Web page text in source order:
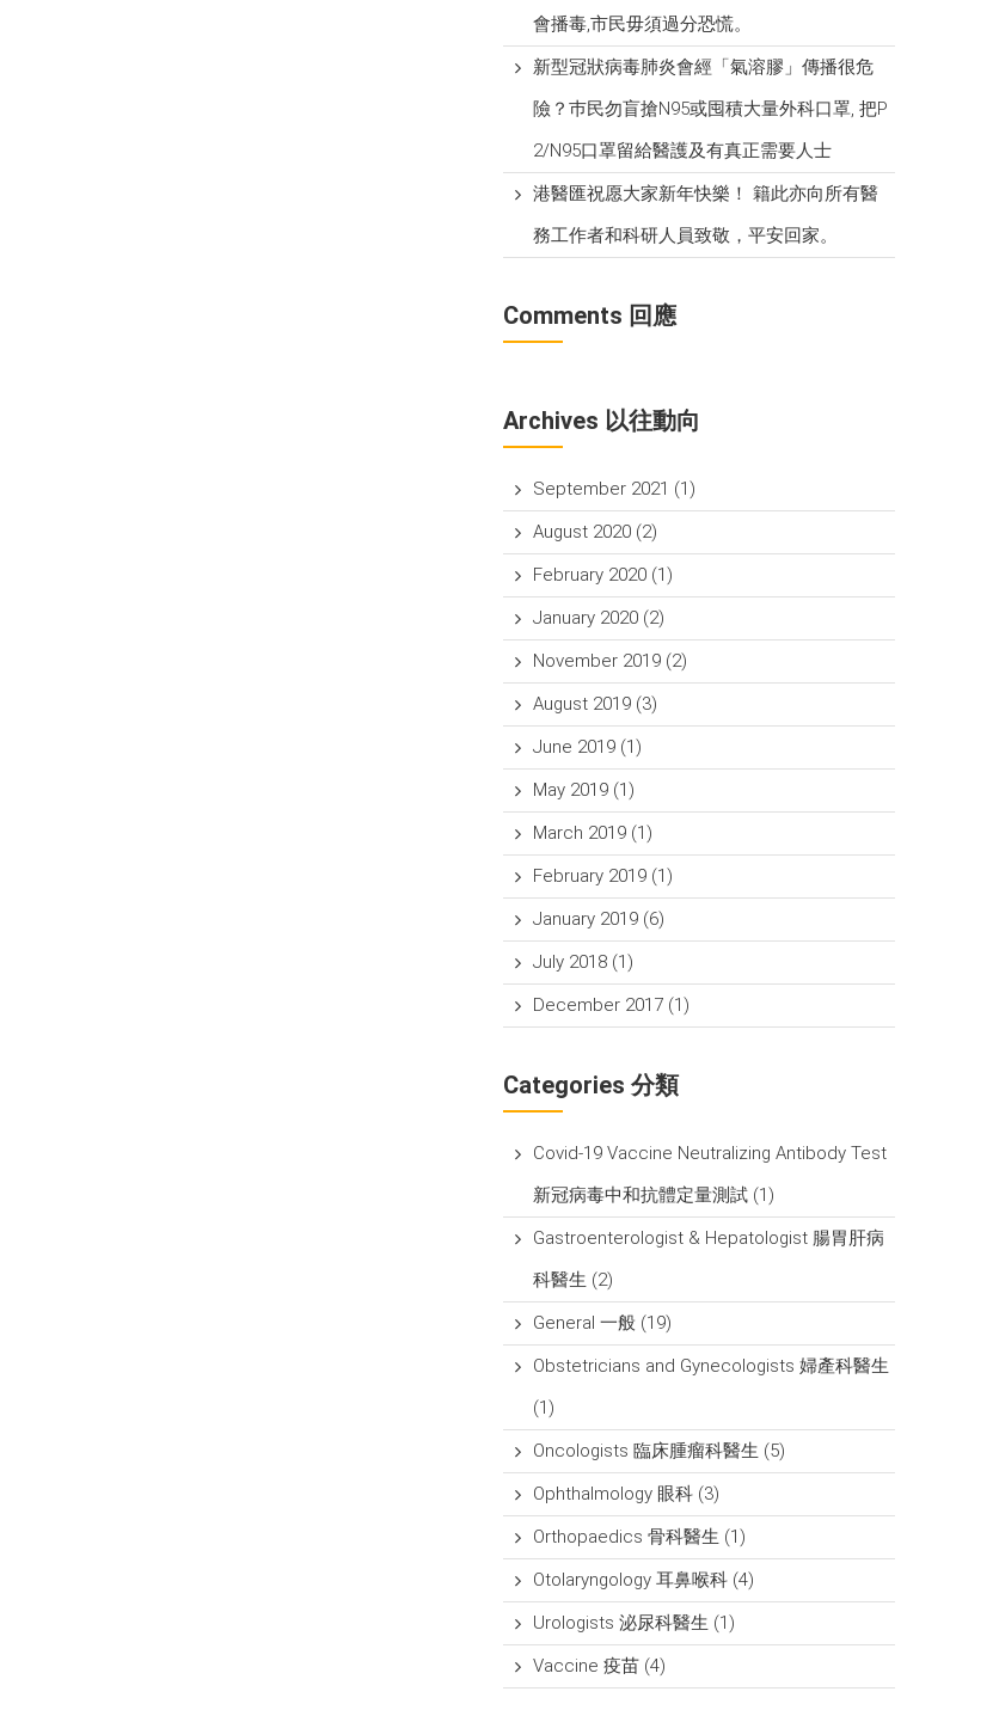
會播毒,市民毋須過分恐慌。
新型冠狀病毒肺炎會經「氣溶膠」傳播很危
險？巿民勿盲搶N95或囤積大量外科口罩, 把P​
2/N95口罩留給醫護及有真正需要人士
港醫匯祝愿大家新年快樂！ 籍此亦向所有醫
務工作者和科研人員致敬，平安回家。
Comments 回應
Archives 以往動向
September 2021 (1)
August 2020 (2)
February 2020 (1)
January 2020 (2)
November 2019 (2)
August 2019 (3)
June 2019 (1)
May 2019 (1)
March 2019 (1)
February 2019 (1)
January 2019 (6)
July 2018 (1)
December 2017 (1)
Categories 分類
Covid-19 Vaccine Neutralizing Antibody Test
新冠病毒中和抗體定量測試 (1)
Gastroenterologist & Hepatologist 腸胃肝病
科醫生 (2)
General 一般 (19)
Obstetricians and Gynecologists 婦產科醫生
(1)
Oncologists 臨床腫瘤科醫生 (5)
Ophthalmology 眼科 (3)
Orthopaedics 骨科醫生 (1)
Otolaryngology 耳鼻喉科 (4)
Urologists 泌尿科醫生 (1)
Vaccine 疫苗 (4)